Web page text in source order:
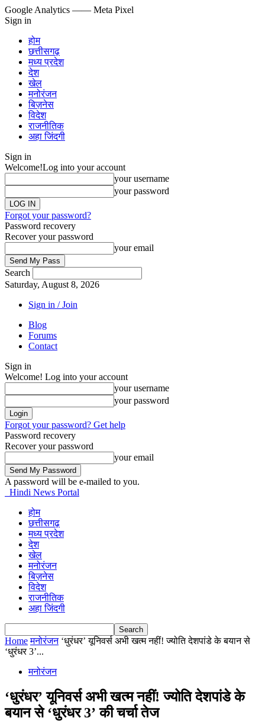
Google Analytics —— Meta Pixel
Sign in
होम
छत्तीसगढ़
मध्य प्रदेश
देश
खेल
मनोरंजन
बिज़नेस
विदेश
राजनीतिक
अहा जिंदगी
Sign in
Welcome!Log into your account
your username
your password
Forgot your password?
Password recovery
Recover your password
your email
Search
Saturday, August 8, 2026
Sign in / Join
Blog
Forums
Contact
Sign in
Welcome! Log into your account
your username
your password
Forgot your password? Get help
Password recovery
Recover your password
your email
A password will be e-mailed to you.
Hindi News Portal
होम
छत्तीसगढ़
मध्य प्रदेश
देश
खेल
मनोरंजन
बिज़नेस
विदेश
राजनीतिक
अहा जिंदगी
Home मनोरंजन ‘धुरंधर’ यूनिवर्स अभी खत्म नहीं! ज्योति देशपांडे के बयान से
‘धुरंधर 3’...
मनोरंजन
‘धुरंधर’ यूनिवर्स अभी खत्म नहीं! ज्योति देशपांडे के
बयान से ‘धुरंधर 3’ की चर्चा तेज